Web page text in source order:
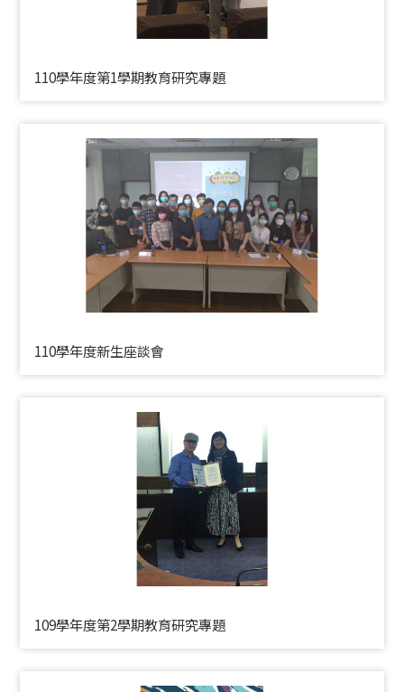
110學年度第1學期教育研究專題
110學年度新生座談會
109學年度第2學期教育研究專題